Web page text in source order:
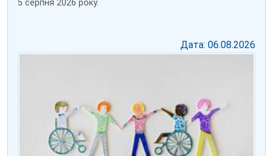
5 серпня 2026 року.
Дата: 06.08.2026